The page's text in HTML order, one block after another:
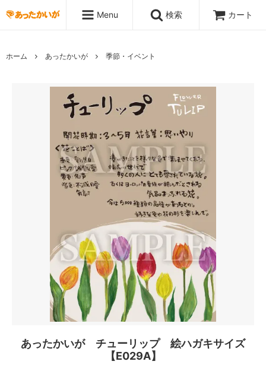
Menu 検索 カート
ホーム あったかいが 季節・イベント
あったかいが チューリップ 絵ハガキサイズ
【E029A】